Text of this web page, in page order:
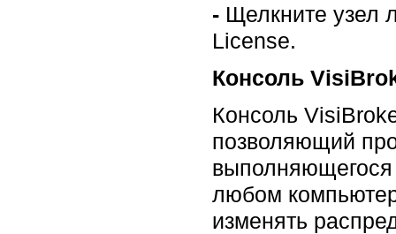
- Щелкните узел
License.
Консоль
Консоль
позволяющий
выполняющегося
любом
изменять